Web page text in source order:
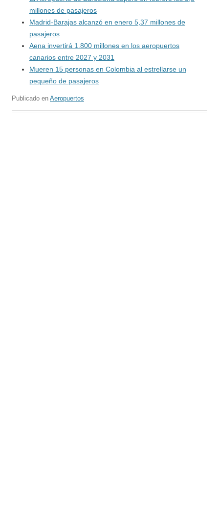
millones de pasajeros
Madrid-Barajas alcanzó en enero 5,37 millones de
pasajeros
Aena invertirá 1.800 millones en los aeropuertos
canarios entre 2027 y 2031
Mueren 15 personas en Colombia al estrellarse un
pequeño de pasajeros
Publicado en Aeropuertos